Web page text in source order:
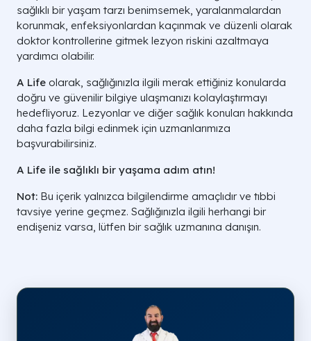
sağlıklı bir yaşam tarzı benimsemek, yaralanmalardan
korunmak, enfeksiyonlardan kaçınmak ve düzenli olarak
doktor kontrollerine gitmek lezyon riskini azaltmaya
yardımcı olabilir.
A Life olarak, sağlığınızla ilgili merak ettiğiniz konularda
doğru ve güvenilir bilgiye ulaşmanızı kolaylaştırmayı
hedefliyoruz. Lezyonlar ve diğer sağlık konuları hakkında
daha fazla bilgi edinmek için uzmanlarımıza
başvurabilirsiniz.
A Life ile sağlıklı bir yaşama adım atın!
Not: Bu içerik yalnızca bilgilendirme amaçlıdır ve tıbbi
tavsiye yerine geçmez. Sağlığınızla ilgili herhangi bir
endişeniz varsa, lütfen bir sağlık uzmanına danışın.